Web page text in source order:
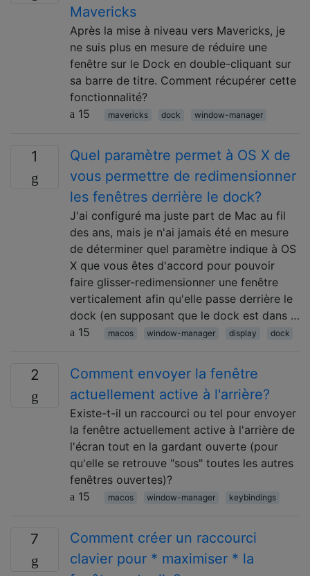
Mavericks
Après la mise à niveau vers Mavericks, je
ne suis plus en mesure de réduire une
fenêtre sur le Dock en double-cliquant sur
sa barre de titre. Comment récupérer cette
fonctionnalité?
15
mavericks dock window-manager
1
Quel paramètre permet à OS X de
vous permettre de redimensionner
les fenêtres derrière le dock?
J'ai configuré ma juste part de Mac au fil
des ans, mais je n'ai jamais été en mesure
de déterminer quel paramètre indique à OS
X que vous êtes d'accord pour pouvoir
faire glisser-redimensionner une fenêtre
verticalement afin qu'elle passe derrière le
dock (en supposant que le dock est dans …
15
macos window-manager display dock
2
Comment envoyer la fenêtre
actuellement active à l'arrière?
Existe-t-il un raccourci ou tel pour envoyer
la fenêtre actuellement active à l'arrière de
l'écran tout en la gardant ouverte (pour
qu'elle se retrouve "sous" toutes les autres
fenêtres ouvertes)?
15
macos window-manager keybindings
7
Comment créer un raccourci
clavier pour * maximiser * la